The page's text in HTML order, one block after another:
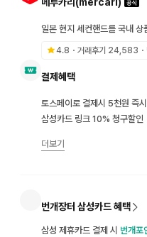
일본 현지 세컨핸드를 국내 상
4.8 ・거래후기 24,583
결제혜택
토스페이로 결제시 5천원 즉
삼성카드 링크 10% 청구할인
더보기
번개장터 삼성카드 혜택
삼성 제휴카드 결제 시 번개